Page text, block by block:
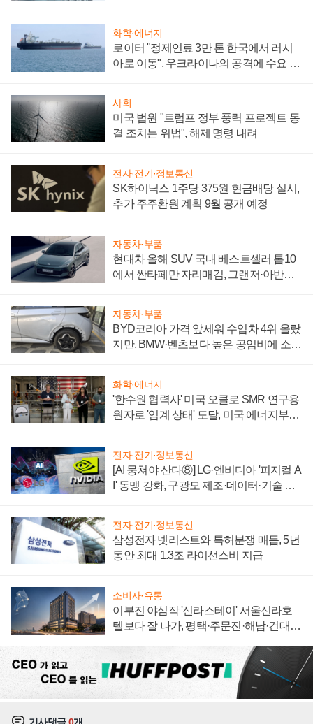
화학·에너지
로이터 "정제연료 3만 톤 한국에서 러시
아로 이동", 우크라이나의 공격에 수요 늘
사회
미국 법원 "트럼프 정부 풍력 프로젝트 동
결 조치는 위법", 해제 명령 내려
전자·전기·정보통신
SK하이닉스 1주당 375원 현금배당 실시,
추가 주주환원 계획 9월 공개 예정
자동차·부품
현대차 올해 SUV 국내 베스트셀러 톱10
에서 싼타페만 자리매김, 그랜저·아반떼
자동차·부품
BYD코리아 가격 앞세워 수입차 4위 올랐
지만, BMW·벤츠보다 높은 공임비에 소비
화학·에너지
'한수원 협력사' 미국 오클로 SMR 연구용
원자로 '임계 상태' 도달, 미국 에너지부
전자·전기·정보통신
[AI 뭉쳐야 산다⑧] LG·엔비디아 '피지컬 A
I' 동맹 강화, 구광모 제조·데이터·기술 결
전자·전기·정보통신
삼성전자 넷리스트와 특허분쟁 매듭, 5년
동안 최대 1.3조 라이선스비 지급
소비자·유통
이부진 야심작 '신라스테이' 서울신라호
텔보다 잘 나가, 평택·주문진·해남·건대로
기사댓글0개